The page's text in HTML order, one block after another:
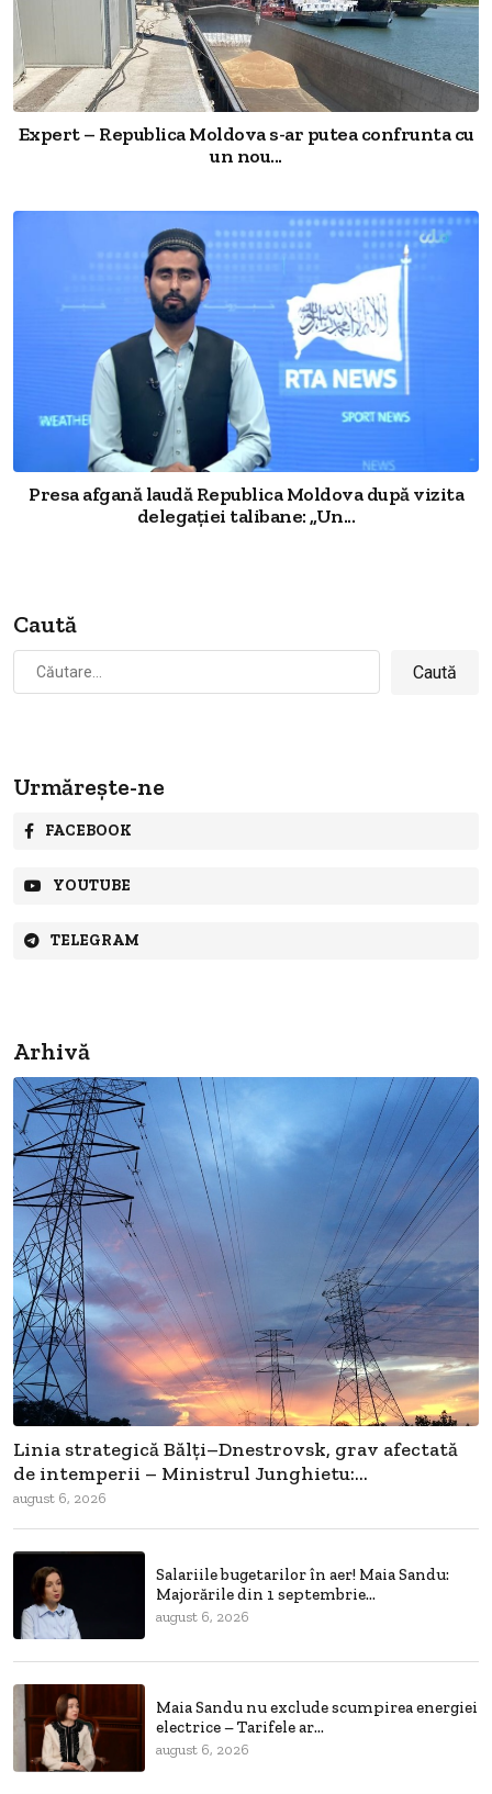
Expert – Republica Moldova s-ar putea confrunta cu
un nou...
Presa afgană laudă Republica Moldova după vizita
delegației talibane: „Un...
Caută
după:
Urmărește-ne
FACEBOOK
YOUTUBE
TELEGRAM
Arhivă
Linia strategică Bălți–Dnestrovsk, grav afectată
de intemperii – Ministrul Junghietu:...
august 6, 2026
Salariile bugetarilor în aer! Maia Sandu:
Majorările din 1 septembrie...
august 6, 2026
Maia Sandu nu exclude scumpirea energiei
electrice – Tarifele ar...
august 6, 2026